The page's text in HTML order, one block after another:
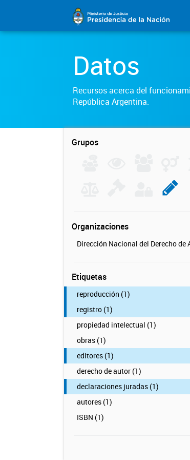
Datos
Recursos acerca del
República Argentina.
Grupos
Organizaciones
Dirección Nacional del Derecho de
Etiquetas
reproducción (1)
registro (1)
propiedad intelectual (1)
obras (1)
editores (1)
derecho de autor (1)
declaraciones juradas (1)
autores (1)
ISBN (1)